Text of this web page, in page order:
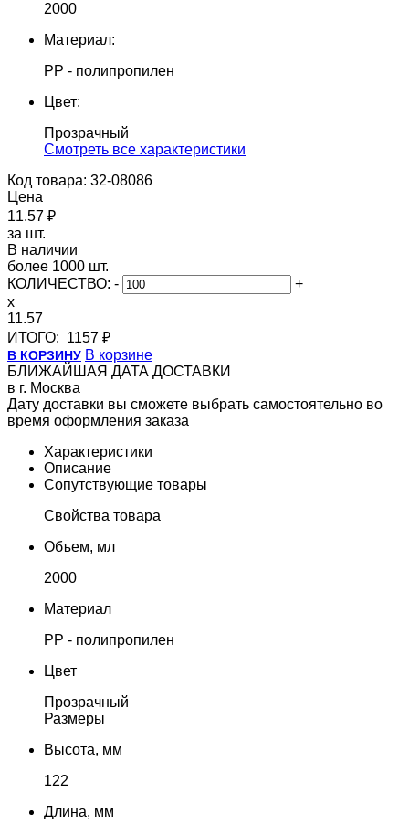
2000
Материал:
PP - полипропилен
Цвет:
Прозрачный
Cмотреть все характеристики
Код товара: 32-08086
Цена
11.57 ₽
за шт.
В наличии
более 1000 шт.
КОЛИЧЕСТВО: -
+
x
11.57
ИТОГО: 1157 ₽
В КОРЗИНУ В корзине
БЛИЖАЙШАЯ ДАТА ДОСТАВКИ
в г. Москва
Дату доставки вы сможете выбрать самостоятельно во
время оформления заказа
Характеристики
Описание
Сопутствующие товары
Свойства товара
Объем, мл
2000
Материал
PP - полипропилен
Цвет
Прозрачный
Размеры
Высота, мм
122
Длина, мм